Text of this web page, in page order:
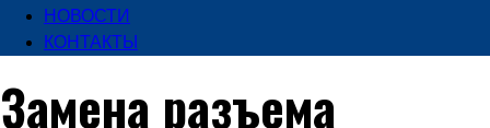
НОВОСТИ
КОНТАКТЫ
Замена разъема